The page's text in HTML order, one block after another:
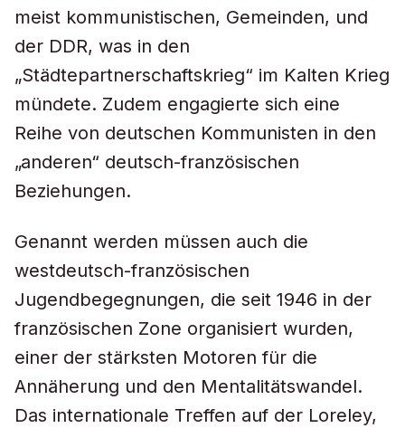
meist kommunistischen, Gemeinden, und
der DDR, was in den
„Städtepartnerschaftskrieg“ im Kalten Krieg
mündete. Zudem engagierte sich eine
Reihe von deutschen Kommunisten in den
„anderen“ deutsch-französischen
Beziehungen.
Genannt werden müssen auch die
westdeutsch-französischen
Jugendbegegnungen, die seit 1946 in der
französischen Zone organisiert wurden,
einer der stärksten Motoren für die
Annäherung und den Mentalitätswandel.
Das internationale Treffen auf der Loreley,